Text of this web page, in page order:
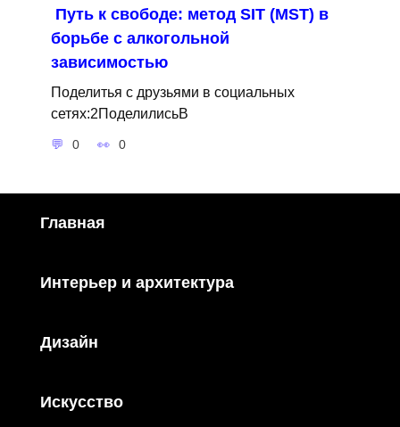
Путь к свободе: метод SIT (MST) в
борьбе с алкогольной
зависимостью
Поделитья с друзьями в социальных
сетях:2ПоделилисьВ
0 0
Главная
Интерьер и архитектура
Дизайн
Искусство